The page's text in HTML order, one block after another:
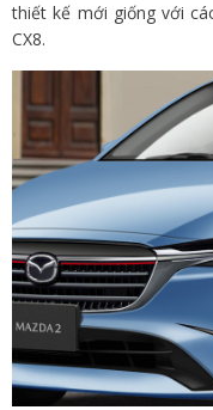
thiết kế mới giống với
CX8.